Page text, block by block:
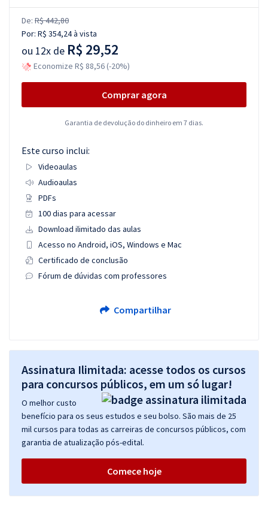
De: R$ 442,80
Por: R$ 354,24à vista
ou 12x de R$ 29,52
Economize R$ 88,56 (-20%)
Comprar agora
Garantia de devolução do dinheiro em 7 dias.
Este curso inclui:
Videoaulas
Audioaulas
PDFs
100 dias para acessar
Download ilimitado das aulas
Acesso no Android, iOS, Windows e Mac
Certificado de conclusão
Fórum de dúvidas com professores
Compartilhar
Assinatura Ilimitada: acesse todos os cursos
para concursos públicos, em um só lugar!
O melhor custo
benefício para os seus estudos e seu bolso. São mais de 25
mil cursos para todas as carreiras de concursos públicos, com
garantia de atualização pós-edital.
Comece hoje